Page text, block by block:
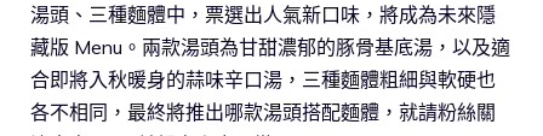
湯頭、三種麵體中，票選出人氣新口味，將成為未來隱
藏版 Menu。兩款湯頭為甘甜濃郁的豚骨基底湯，以及適
合即將入秋暖身的蒜味辛口湯，三種麵體粗細與軟硬也
各不相同，最終將推出哪款湯頭搭配麵體，就請粉絲關